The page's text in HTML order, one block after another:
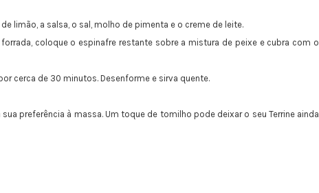
limão, a salsa, o sal, molho de pimenta e o creme de leite.
coloque o espinafre restante sobre a mistura de peixe e cubra com o
cerca de 30 minutos. Desenforme e sirva quente.
preferência à massa. Um toque de tomilho pode deixar o seu Terrine ainda